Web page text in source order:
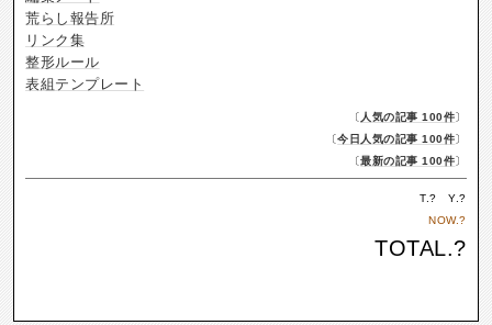
荒らし報告所
リンク集
整形ルール
表組テンプレート
〔 人気の記事 100件〕
〔今日人気の記事 100件〕
〔最新の記事 100件〕
T.? Y.?
NOW.?
TOTAL.?